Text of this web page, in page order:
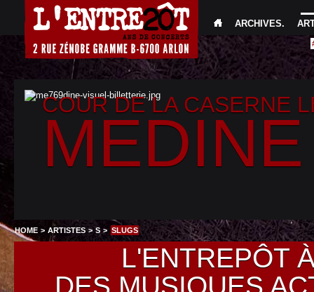
ARCHIVES.
COUR DE LA CASERNE
MEDINE
HOME > ARTISTES > S > SLUGS
L'ENTREPÔT